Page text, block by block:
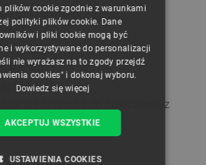
0 °C do 70 °C
% RH
0,5 °C
I2C
się przewód do połączenia z
GERMAN
plików cookie zgodnie z warunkami
polityki plików cookie. Dane
i pliki cookie mogą być
i wykorzystywane do personalizacji
nie wyrażasz na to zgody przejdź
cookies" i dokonaj wyboru.
Dowiedz się więcej
AKCEPTUJ WSZYSTKIE
USTAWIENIA COOKIES